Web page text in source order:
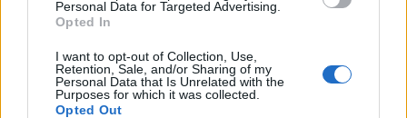
Personal Data for Targeted Advertising.
Opted In
I want to opt-out of Collection, Use,
Retention, Sale, and/or Sharing of my
Personal Data that Is Unrelated with the
Purposes for which it was collected.
Opted Out
Δημοσιεύθηκε σεΕλλάδα |TaggedΠαγκόσμια Ημέρα Φάρων,